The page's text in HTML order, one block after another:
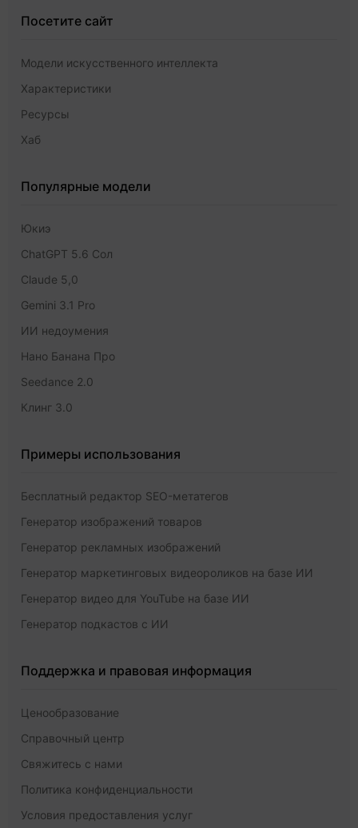
Посетите сайт
Модели искусственного интеллекта
Характеристики
Ресурсы
Хаб
Популярные модели
Юкиэ
ChatGPT 5.6 Сол
Claude 5,0
Gemini 3.1 Pro
ИИ недоумения
Нано Банана Про
Seedance 2.0
Клинг 3.0
Примеры использования
Бесплатный редактор SEO-метатегов
Генератор изображений товаров
Генератор рекламных изображений
Генератор маркетинговых видеороликов на базе ИИ
Генератор видео для YouTube на базе ИИ
Генератор подкастов с ИИ
Поддержка и правовая информация
Ценообразование
Справочный центр
Свяжитесь с нами
Политика конфиденциальности
Условия предоставления услуг